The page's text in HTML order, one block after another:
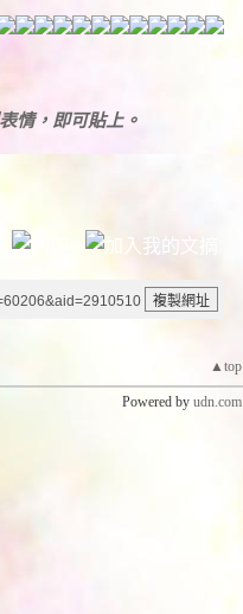
情，即可貼上。
▲top
Powered by udn.com